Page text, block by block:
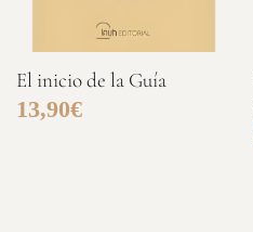
El inicio de la Guía
13,90€